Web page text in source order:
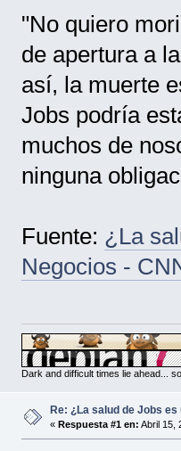
"No quiero
de apertura a
así, la muerte
Jobs podría
muchos de
ninguna
Fuente: ¿La
Negocios -
Dark and difficult times lie ahead...
Re: ¿La salud de Jobs
« Respuesta #1 en: Abril 15,